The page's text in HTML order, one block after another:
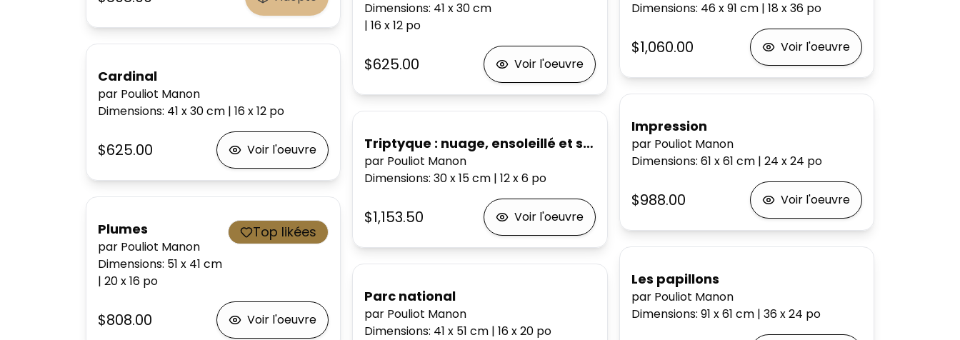
Cardinal
par Pouliot Manon
Dimensions: 41 x 30cm | 16 x 12 po
$625.00 Voir l'oeuvre
Plumes
par Pouliot Manon
Dimensions: 51 x 41 cm
| 20 x 16 po
Top likées
$808.00 Voir l'oeuvre
Dimensions: 41 x 30cm
|16 x 12 po
$625.00 Voir l'oeuvre
Triptyque : nuage, ensoleillé et souffle
par Pouliot Manon
Dimensions:30 x 15cm |12 x 6 po
$1,153.50 Voir l'oeuvre
Parc national
par Pouliot Manon
Dimensions: 41 x 51cm |16 x 20 po
Dimensions: 46 x 91 cm| 18 x 36 po
$1,060.00 Voir l'oeuvre
Impression
par Pouliot Manon
Dimensions: 61 x 61 cm| 24 x 24 po
$988.00 Voir l'oeuvre
Les papillons
par Pouliot Manon
Dimensions: 91 x 61 cm| 36 x 24 po